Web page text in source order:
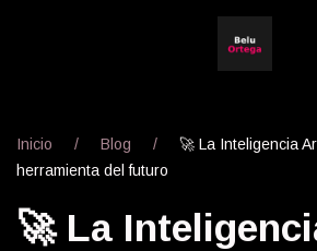
Inicio Blog
🚀 La Inteligencia
herramienta del futuro
🚀 La